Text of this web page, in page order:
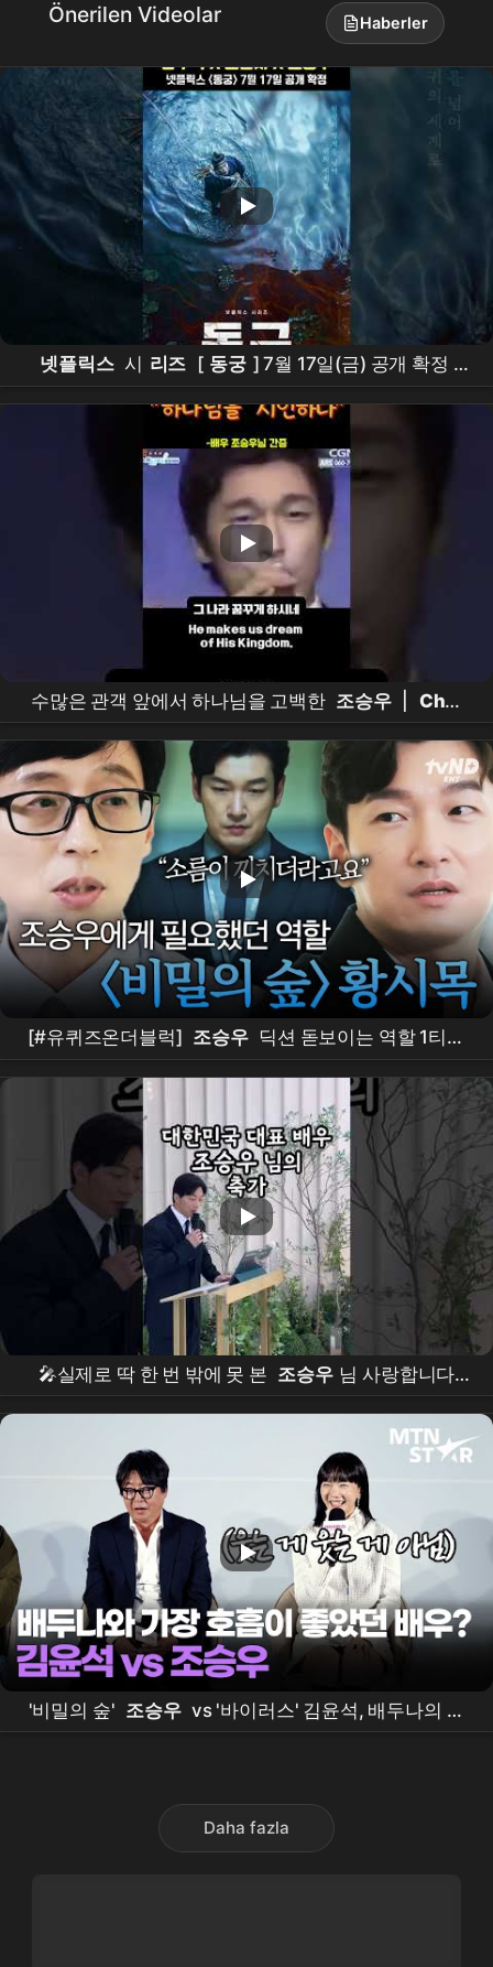
Önerilen Videolar Haberler
넷플릭스 시 리즈 [ 동궁 ] 7월 17일(금) 공개 확정 |
남주혁 Nam Joohyuk, 노윤서 , Roh Yoonseo, 조승
우
수많은 관객 앞에서 하나님을 고백한 조승우
Cho
Seung-woo Publicly Confesses His Faith [THE
GOD I MET | 내가 믿는 하나님]
[#유퀴즈온더블럭] 조승우 딕션 돋보이는 역할 1티어
ㄷㄷ 조승우 가 직접 밝힌 〈비밀의 숲〉 황시목 연기
🎤실제로 딱 한 번 밖에 못 본 조승우 님 사랑합니다
✨.#결혼식 #결혼식사회자 #웨딩 #사회자 #진행 #사회
'비밀의 숲' 조승우 vs '바이러스' 김윤석, 배두나의 선
택은? 💦 ｜ Bae Doo Na / MTN STAR
Daha fazla